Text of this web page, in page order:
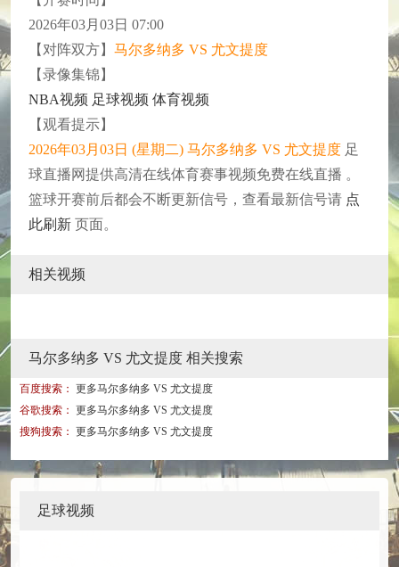
2026年03月03日 07:00
【对阵双方】 马尔多纳多 VS 尤文提度
【录像集锦】
NBA视频 足球视频 体育视频
【观看提示】
2026年03月03日 (星期二) 马尔多纳多 VS 尤文提度 足
球直播网提供高清在线体育赛事视频免费在线直播 。
篮球开赛前后都会不断更新信号，查看最新信号请 点
此刷新 页面。
相关视频
马尔多纳多 VS 尤文提度 相关搜索
百度搜索： 更多马尔多纳多 VS 尤文提度
谷歌搜索： 更多马尔多纳多 VS 尤文提度
搜狗搜索： 更多马尔多纳多 VS 尤文提度
足球视频